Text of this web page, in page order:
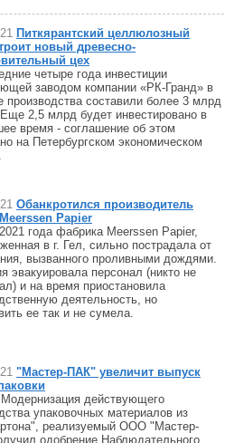
Питкярантский целлюлозный
новый древесно-
цех
четыре года инвестиции
заводом компании «РК-Гранд» в
производства составили более 3 млрд
2,5 млрд будет инвестировано в
время - соглашение об этом
на Петербургском экономическом
Обанкротился производитель
Papier
года фабрика Meerssen Papier,
в г. Гел, сильно пострадала от
вызванного проливными дождями.
эвакуировала персонал (никто не
и на время приостановила
деятельность, но
ее так и не сумела.
"Мастер-ПАК" увеличит выпуск
действующего
упаковочных материалов из
реализуемый ООО "Мастер-
одобрение Наблюдательного